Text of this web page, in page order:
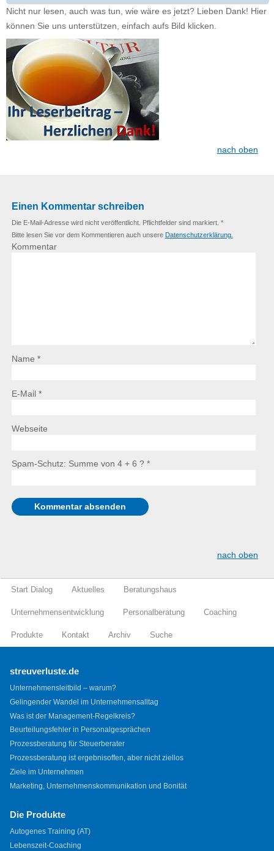
Nicht nur lesen, auch was tun, wie wäre es jetzt? Lieben Dank! Hier
können Sie uns unterstützen, einfach aufs Bild klicken.
nach oben
Einen Kommentar schreiben
Die E-Mail-Adresse wird nicht veröffentlicht. Pflichtfelder sind markiert. *
Bitte lesen Sie vor dem Kommentieren auch unsere Datenschutzerklärung.
Kommentar
Name *
E-Mail *
Webseite
Spam-Schutz: Summe von 4 + 6 ? *
nach oben
Start Dialog Aktuelles Beratungshaus
Unternehmensentwicklung Personalberatung Coaching
Produkte Kontakt Archiv Suche
streuverluste.de
Unternehmensleitbild – warum?
Gelingender Wandel im Unternehmensalltag
Was ist der Management-Regelkreis?
Beurteilungsfehler in Personalgesprächen
Prozessberatung für Steuerberater
Prozessberatung ist ergebnisoffen, aber nicht ziellos
Ziele im Unternehmen
Marketing, Unternehmenskommunikation und Bonität
Die Produkte
Autogenes Training (AT)
Lebenszeit-Coaching